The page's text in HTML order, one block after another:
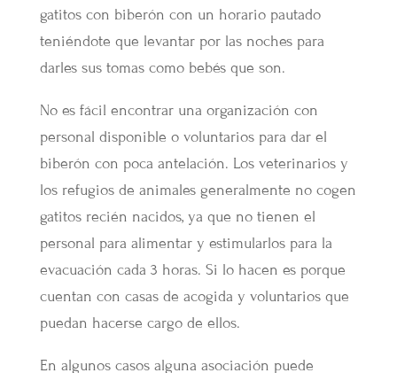
gatitos con biberón con un horario pautado
teniéndote que levantar por las noches para
darles sus tomas como bebés que son.
No es fácil encontrar una organización con
personal disponible o voluntarios para dar el
biberón con poca antelación. Los veterinarios y
los refugios de animales generalmente no cogen
gatitos recién nacidos, ya que no tienen el
personal para alimentar y estimularlos para la
evacuación cada 3 horas. Si lo hacen es porque
cuentan con casas de acogida y voluntarios que
puedan hacerse cargo de ellos.
En algunos casos alguna asociación puede